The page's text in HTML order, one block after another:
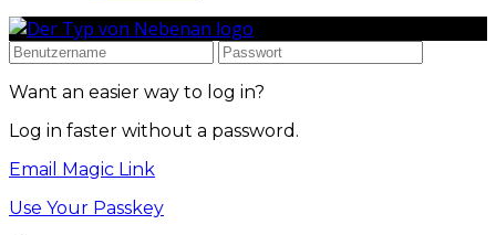
Want an easier way to log in?
Log in faster without a password.
Email Magic Link
Use Your Passkey